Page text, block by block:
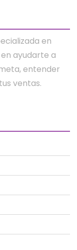
en
ayudarte a
entender
ventas.